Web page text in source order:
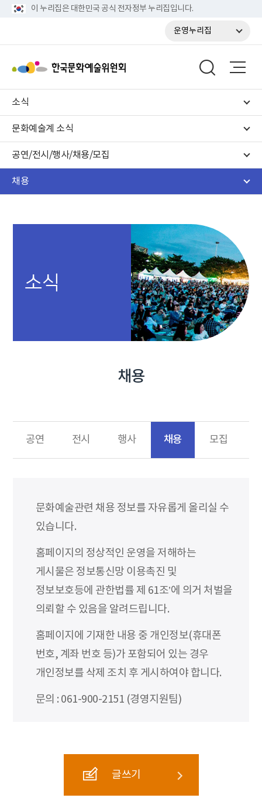
이 누리집은 대한민국 공식 전자정부 누리집입니다.
운영누리집
소식
문화예술계 소식
공연/전시/행사/채용/모집
채용
소식
채용
공연 전시 행사 채용 모집
문화예술관련 채용 정보를 자유롭게 올리실 수
있습니다.
홈페이지의 정상적인 운영을 저해하는
게시물은 정보통신망 이용촉진 및
정보보호등에 관한법률 제 61조’에 의거 처벌을
의뢰할 수 있음을 알려드립니다.
홈페이지에 기재한 내용 중 개인정보(휴대폰
번호, 계좌 번호 등)가 포함되어 있는 경우
개인정보를 삭제 조치 후 게시하여야 합니다.
문의 : 061-900-2151 (경영지원팀)
글쓰기